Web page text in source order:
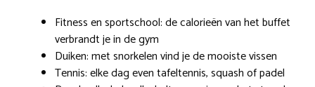
Fitness en sportschool: de calorieën van het buffet
verbrandt je in de gym
Duiken: met snorkelen vind je de mooiste vissen
Tennis: elke dag even tafeltennis, squash of padel